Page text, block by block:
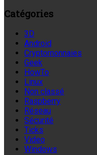
Catégories
3D
Android
Cryptomonnaies
Geek
HowTo
Linux
Non classé
Raspberry
Réseau
Sécurité
Ticks
Video
Windows